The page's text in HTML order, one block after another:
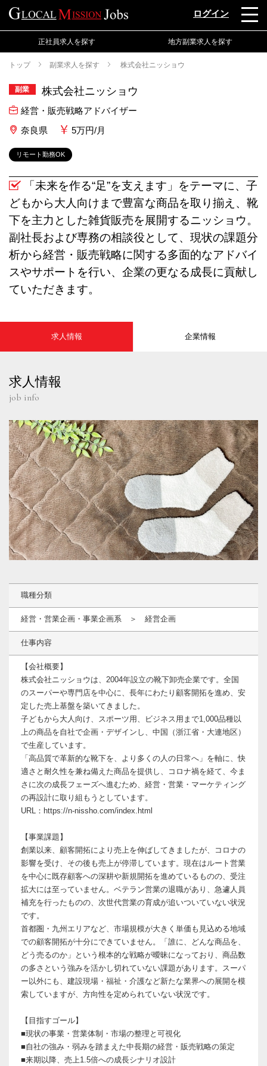
ログイン
正社員求人を探す 地方副業求人を探す
トップ 副業求人を探す 株式会社ニッショウ
副業 株式会社ニッショウ
経営・販売戦略アドバイザー
奈良県
5万円/月
リモート勤務OK
「未来を作る“足”を支えます」をテーマに、子
どもから大人向けまで豊富な商品を取り揃え、靴
下を主力とした雑貨販売を展開するニッショウ。
副社長および専務の相談役として、現状の課題分
析から経営・販売戦略に関する多面的なアドバイ
スやサポートを行い、企業の更なる成長に貢献し
ていただきます。
求人情報 企業情報
求人情報
job info
職種分類
経営・営業企画・事業企画系 ＞ 経営企画
仕事内容
【会社概要】
株式会社ニッショウは、2004年設立の靴下卸売企業です。全国
のスーパーや専門店を中心に、長年にわたり顧客開拓を進め、安
定した売上基盤を築いてきました。
子どもから大人向け、スポーツ用、ビジネス用まで1,000品種以
上の商品を自社で企画・デザインし、中国（浙江省・大連地区）
で生産しています。
「高品質で革新的な靴下を、より多くの人の日常へ」を軸に、快
適さと耐久性を兼ね備えた商品を提供し、コロナ禍を経て、今ま
さに次の成長フェーズへ進むため、経営・営業・マーケティング
の再設計に取り組もうとしています。
URL：https://n-nissho.com/index.html
【事業課題】
創業以来、顧客開拓により売上を伸ばしてきましたが、コロナの
影響を受け、その後も売上が停滞しています。現在はルート営業
を中心に既存顧客への深耕や新規開拓を進めているものの、受注
拡大には至っていません。ベテラン営業の退職があり、急遽人員
補充を行ったものの、次世代営業の育成が追いついていない状況
です。
首都圏・九州エリアなど、市場規模が大きく単価も見込める地域
での顧客開拓が十分にできていません。「誰に、どんな商品を、
どう売るのか」という根本的な戦略が曖昧になっており、商品数
の多さという強みを活かし切れていない課題があります。スーパ
ー以外にも、建設現場・福祉・介護など新たな業界への展開を模
索していますが、方向性を定められていない状況です。
【目指すゴール】
■現状の事業・営業体制・市場の整理と可視化
■自社の強み・弱みを踏まえた中長期の経営・販売戦略の策定
■来期以降、売上1.5倍への成長シナリオ設計